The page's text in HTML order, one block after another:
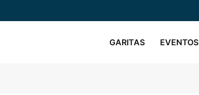
GARITAS EVENTOS